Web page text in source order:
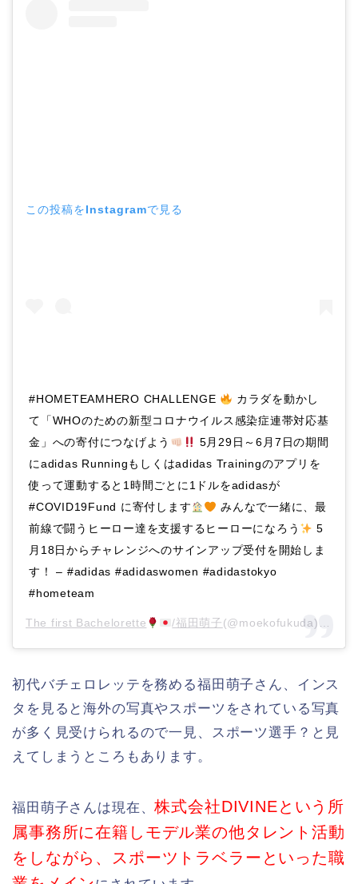
この投稿をInstagramで見る
#HOMETEAMHERO CHALLENGE
カラダを動かし
て「WHOのための新型コロナウイルス感染症連帯対応基
金」への寄付につなげよう
5月29日～6月7日の期間
にadidas Runningもしくはadidas Trainingのアプリを
使って運動すると1時間ごとに1ドルをadidasが
#COVID19Fund に寄付します
みんなで一緒に、最
前線で闘うヒーロー達を支援するヒーローになろう
5
月18日からチャレンジへのサインアップ受付を開始しま
す！ – #adidas #adidaswomen #adidastokyo
#hometeam
The first Bachelorette /福田萌子(@moekofukuda)がシェアした投稿 –
初代バチェロレッテを務める福田萌子さん、インス
タを見ると海外の写真やスポーツをされている写真
が多く見受けられるので一見、スポーツ選手？と見
えてしまうところもあります。
福田萌子さんは現在、株式会社DIVINEという所
属事務所に在籍しモデル業の他タレント活動
をしながら、スポーツトラベラーといった職